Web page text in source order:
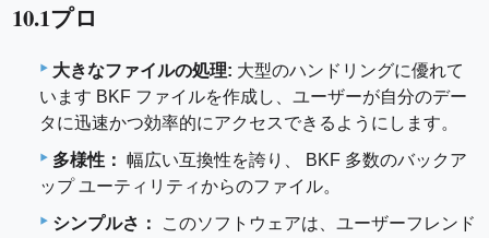
10.1プロ
大きなファイルの処理: 大型のハンドリングに優れて
います BKF ファイルを作成し、ユーザーが自分のデー
タに迅速かつ効率的にアクセスできるようにします。
多様性： 幅広い互換性を誇り、 BKF 多数のバックア
ップ ユーティリティからのファイル。
シンプルさ：
このソフトウェアは、ユーザーフレンド